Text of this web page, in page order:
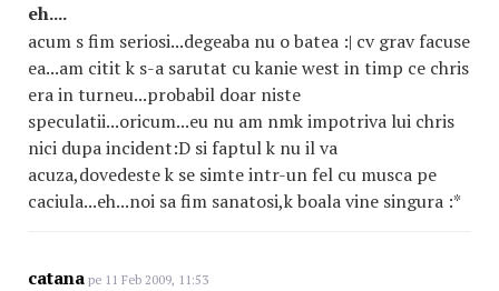
eh....
acum s fim seriosi...degeaba nu o batea :| cv grav facuse
ea...am citit k s-a sarutat cu kanie west in timp ce chris
era in turneu...probabil doar niste
speculatii...oricum...eu nu am nmk impotriva lui chris
nici dupa incident:D si faptul k nu il va
acuza,dovedeste k se simte intr-un fel cu musca pe
caciula...eh...noi sa fim sanatosi,k boala vine singura :*
catana pe 11 Feb 2009, 11:53